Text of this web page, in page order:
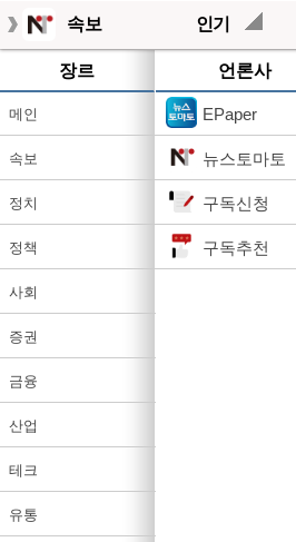
속보 인기
장르
메인
속보
정치
정책
사회
증권
금융
산업
테크
유통
언론사
EPaper
뉴스토마토
구독신청
구독추천